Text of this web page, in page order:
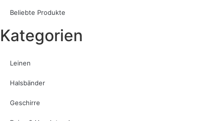
Beliebte Produkte
Kategorien
Leinen
Halsbänder
Geschirre